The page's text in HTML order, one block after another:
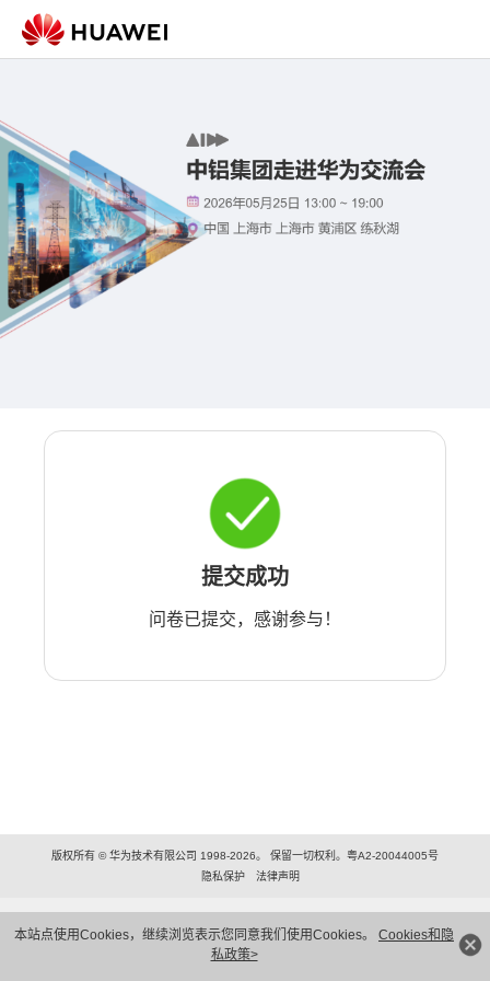
本站点使用Cookies，继续浏览表示您同意我们使用Cookies。 Cookies和隐
私政策>
提交成功
问卷已提交，感谢参与！
版权所有 © 华为技术有限公司 1998-2026。 保留一切权利。粤A2-20044005号
隐私保护
法律声明